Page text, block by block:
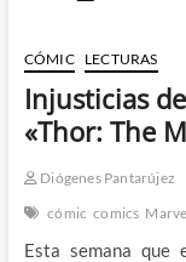
EiC
de
Marvel
CÓMIC LECTURAS
Injusticias
«Thor: The
Diógenes Pantarújez
cómic comics
Esta semana que